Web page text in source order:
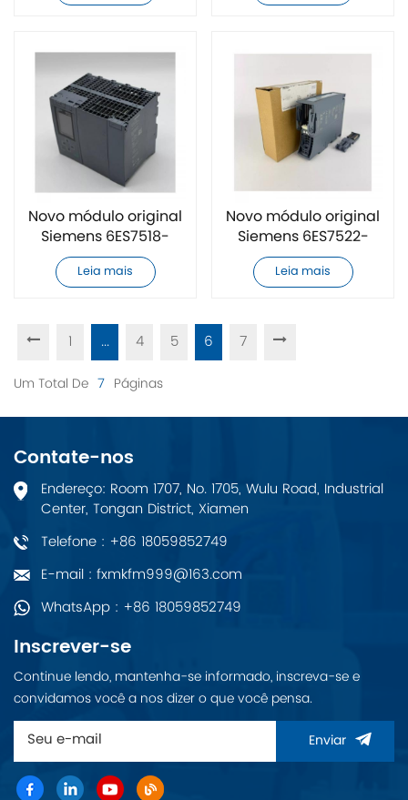
Novo módulo original
Siemens 6ES7518-
4AP00-0AB0
Leia mais
Novo módulo original
Siemens 6ES7522-
1BH01-0AB0
Leia mais
1 ... 4 5 6 7
Um Total De 7 Páginas
Contate-nos
Endereço: Room 1707, No. 1705, Wulu Road, Industrial
Center, Tongan District, Xiamen
Telefone : +86 18059852749
E-mail : fxmkfm999@163.com
WhatsApp : +86 18059852749
Inscrever-se
Continue lendo, mantenha-se informado, inscreva-se e
convidamos você a nos dizer o que você pensa.
Enviar